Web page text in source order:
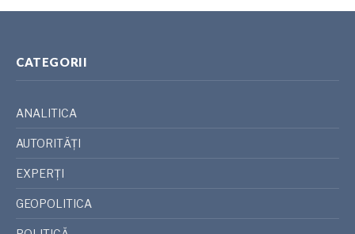
CATEGORII
ANALITICA
AUTORITĂȚI
EXPERȚI
GEOPOLITICA